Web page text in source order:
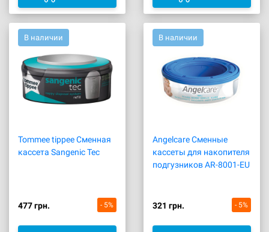
В наличии
Tommee tippee Сменная
кассета Sangenic Tec
477 грн. - 5%
В наличии
Angelcare Сменные
кассеты для накопителя
подгузников AR-8001-EU
321 грн. - 5%